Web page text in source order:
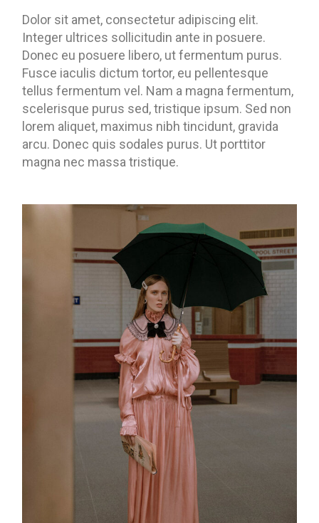
Dolor sit amet, consectetur adipiscing elit.
Integer ultrices sollicitudin ante in posuere.
Donec eu posuere libero, ut fermentum purus.
Fusce iaculis dictum tortor, eu pellentesque
tellus fermentum vel. Nam a magna fermentum,
scelerisque purus sed, tristique ipsum. Sed non
lorem aliquet, maximus nibh tincidunt, gravida
arcu. Donec quis sodales purus. Ut porttitor
magna nec massa tristique.